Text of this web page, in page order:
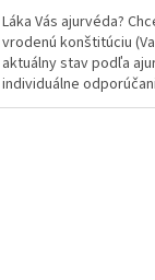
Láka Vás ajurvéda?
vrodenú konštitúciu
aktuálny stav podľa
individuálne
dennému...